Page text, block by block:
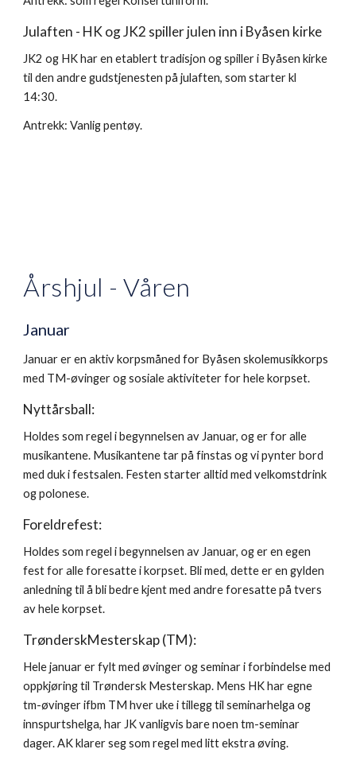
Julaften - HK og JK2 spiller julen inn i Byåsen kirke
JK2 og HK har en etablert tradisjon og spiller i Byåsen kirke
til den andre gudstjenesten på julaften, som starter kl
14:30.
Antrekk: Vanlig pentøy.
Årshjul - Våren
Januar
Januar er en aktiv korpsmåned for Byåsen skolemusikkorps
med TM-øvinger og sosiale aktiviteter for hele korpset.
Nyttårsball:
Holdes som regel i begynnelsen av Januar, og er for alle
musikantene. Musikantene tar på finstas og vi pynter bord
med duk i festsalen. Festen starter alltid med velkomstdrink
og polonese.
Foreldrefest:
Holdes som regel i begynnelsen av Januar, og er en egen
fest for alle foresatte i korpset. Bli med, dette er en gylden
anledning til å bli bedre kjent med andre foresatte på tvers
av hele korpset.
TrønderskMesterskap (TM):
Hele januar er fylt med øvinger og seminar i forbindelse med
oppkjøring til Trøndersk Mesterskap. Mens HK har egne
tm-øvinger ifbm TM hver uke i tillegg til seminarhelga og
innspurtshelga, har JK vanligvis bare noen tm-seminar
dager. AK klarer seg som regel med litt ekstra øving.